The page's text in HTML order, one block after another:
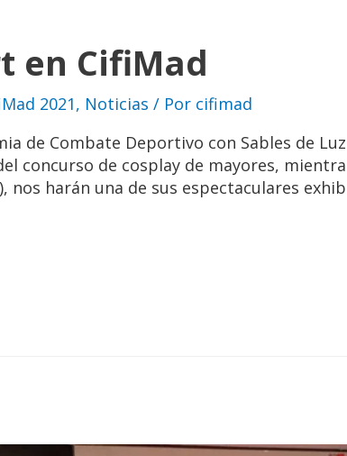
en CifiMad
2021, Noticias / Por cifimad
de Combate Deportivo con Sables de
concurso de cosplay de mayores,
nos harán una de sus espectaculares